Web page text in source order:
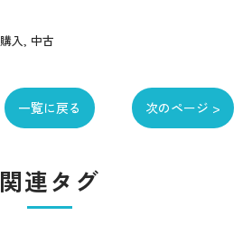
購入 中古
一覧に戻る 次のページ >
関連タグ